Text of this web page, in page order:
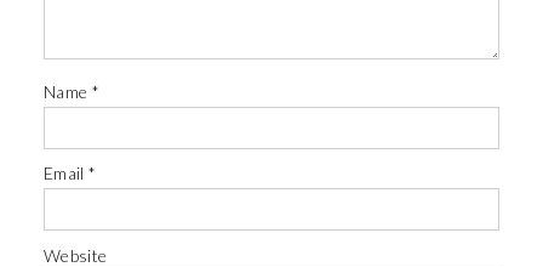
Name *
Email*
Website